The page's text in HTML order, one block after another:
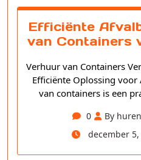
Efficiënte
van Containers
Verhuur van Containers
Efficiënte Oplossing
van containers is een
0
By
december 5,